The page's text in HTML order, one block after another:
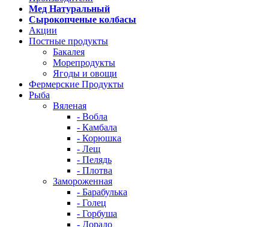
Мед Натуральный
Сырокопченые колбасы
Акции
Постные продукты
Бакалея
Морепродукты
Ягоды и овощи
Фермерские Продукты
Рыба
Вяленая
- Вобла
- Камбала
- Корюшка
- Лещ
- Пелядь
- Плотва
Замороженная
- Барабулька
- Голец
- Горбуша
- Дорадо